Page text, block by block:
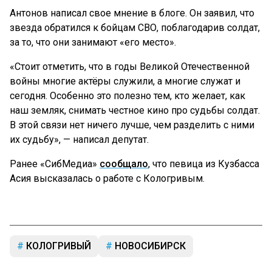
Антонов написал свое мнение в блоге. Он заявил, что
звезда обратился к бойцам СВО, поблагодарив солдат,
за то, что они занимают «его место».
«Стоит отметить, что в годы Великой Отечественной
войны многие актёры служили, а многие служат и
сегодня. Особенно это полезно тем, кто желает, как
наш земляк, снимать честное кино про судьбы солдат.
В этой связи нет ничего лучше, чем разделить с ними
их судьбу», — написал депутат.
Ранее «СибМедиа» сообщало, что певица из Кузбасса
Асия высказалась о работе с Кологривым.
КОЛОГРИВЫЙ НОВОСИБИРСК